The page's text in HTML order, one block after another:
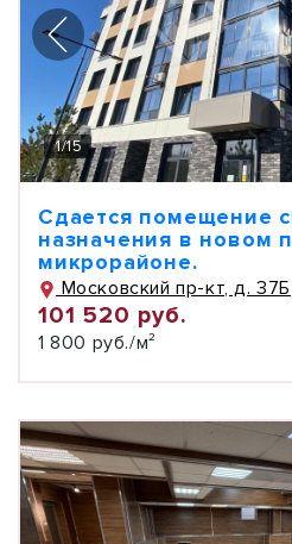
1/15
Сдается помещение
назначения в новом
микрорайоне.
Московский пр-кт, д. 37Б
101 520 руб.
1 800 руб./м²